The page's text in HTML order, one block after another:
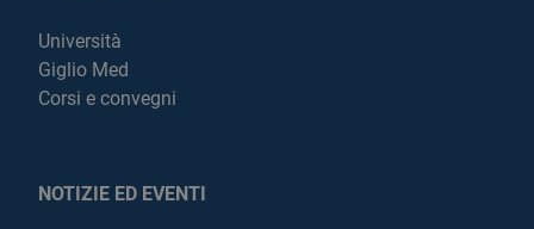
Università
Giglio Med
Corsi e convegni
NOTIZIE ED EVENTI